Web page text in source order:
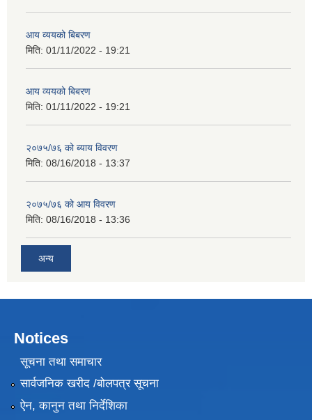
आय व्ययको बिबरण
मिति: 01/11/2022 - 19:21
आय व्ययको बिबरण
मिति: 01/11/2022 - 19:21
२०७५/७६ को ब्याय विवरण
मिति: 08/16/2018 - 13:37
२०७५/७६ को आय विवरण
मिति: 08/16/2018 - 13:36
अन्य
Notices
सूचना तथा समाचार
सार्वजनिक खरीद /बोलपत्र सूचना
ऐन, कानुन तथा निर्देशिका